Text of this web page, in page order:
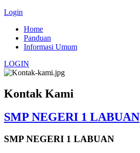
Login
Home
Panduan
Informasi Umum
LOGIN
Kontak Kami
SMP NEGERI 1 LABUAN
SMP NEGERI 1 LABUAN